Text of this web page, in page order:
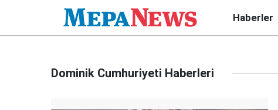
Haberler
Dominik Cumhuriyeti Haberleri